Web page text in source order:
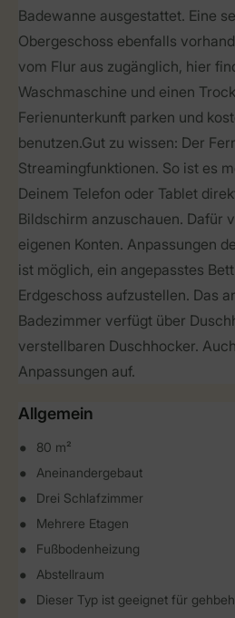
Badewanne ausgestattet. Eine
Obergeschoss ebenfalls
vom Flur aus zugänglich, hier
Waschmaschine und einen
Ferienunterkunft parken und
benutzen.Gut zu wissen: Der
Streamingfunktionen. So ist es
Deinem Telefon oder Tablet
Bildschirm anzuschauen. Dafür
eigenen Konten. Anpassungen
ist möglich, ein angepasstes
Erdgeschoss aufzustellen. Das
Badezimmer verfügt über
verstellbaren Duschhocker.
Anpassungen auf.
Allgemein
80 m²
Aneinandergebaut
Drei Schlafzimmer
Mehrere Etagen
Fußbodenheizung
Abstellraum
Dieser Typ ist geeignet für